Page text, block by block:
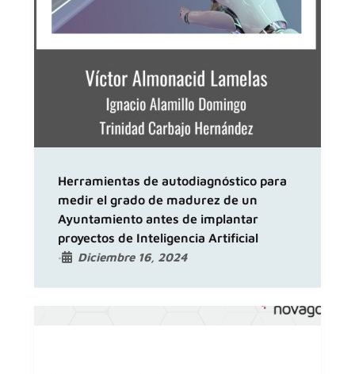
Herramientas de autodiagnóstico para
medir el grado de madurez de un
Ayuntamiento antes de implantar
proyectos de Inteligencia Artificial
• Diciembre 16, 2024